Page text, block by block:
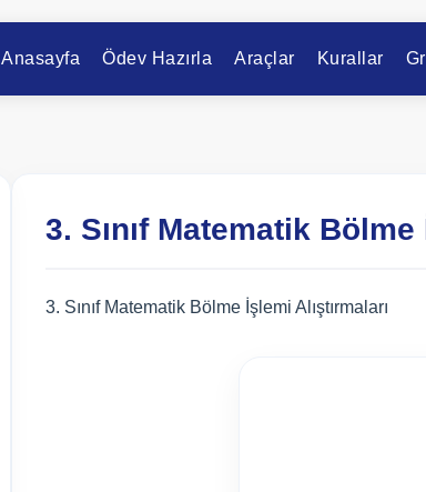
Anasayfa Ödev Hazırla Araçlar Kurallar
3. Sınıf Matematik Bölme
3. Sınıf Matematik Bölme İşlemi Alıştırmaları